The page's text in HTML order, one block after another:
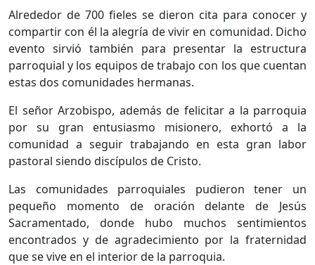
Alrededor de 700 fieles se dieron cita para conocer y
compartir con él la alegría de vivir en comunidad. Dicho
evento sirvió también para presentar la estructura
parroquial y los equipos de trabajo con los que cuentan
estas dos comunidades hermanas.
El señor Arzobispo, además de felicitar a la parroquia
por su gran entusiasmo misionero, exhortó a la
comunidad a seguir trabajando en esta gran labor
pastoral siendo discípulos de Cristo.
Las comunidades parroquiales pudieron tener un
pequeño momento de oración delante de Jesús
Sacramentado, donde hubo muchos sentimientos
encontrados y de agradecimiento por la fraternidad
que se vive en el interior de la parroquia.